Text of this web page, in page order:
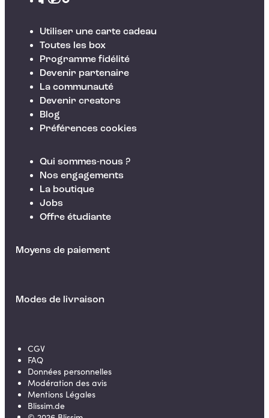
Utiliser une carte cadeau
Toutes les box
Programme fidélité
Devenir partenaire
La communauté
Devenir creators
Blog
Préférences cookies
Qui sommes-nous ?
Nos engagements
La boutique
Jobs
Offre étudiante
Moyens de paiement
Modes de livraison
CGV
FAQ
Données personnelles
Modération des avis
Mentions Légales
Blissim.de